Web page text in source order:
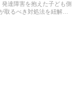
達障害を抱えた子ども側
取るべき対処法を紐解